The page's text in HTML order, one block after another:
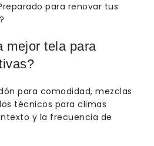
para renovar tus
mejor tela para
para comodidad, mezclas
técnicos para climas
y la frecuencia de